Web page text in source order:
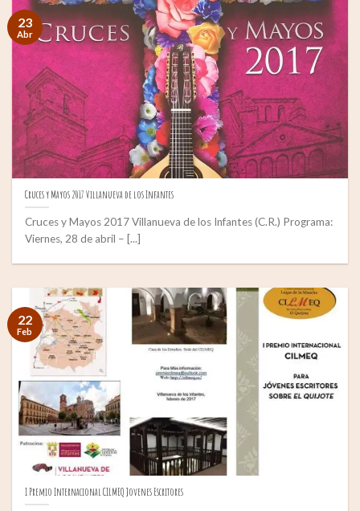
Cruces y Mayos 2017 Villanueva de los Infantes
Cruces y Mayos 2017 Villanueva de los Infantes (C.R.) Programa:
Viernes, 28 de abril – [...]
23
Abr
I Premio Internacional CILMEQ Jovenes Escritores
22
Feb